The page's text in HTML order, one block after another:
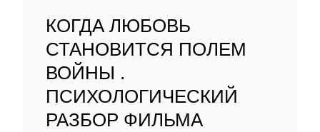
КОГДА ЛЮБОВЬ
СТАНОВИТСЯ ПОЛЕМ
ВОЙНЫ .
ПСИХОЛОГИЧЕСКИЙ
РАЗБОР ФИЛЬМА